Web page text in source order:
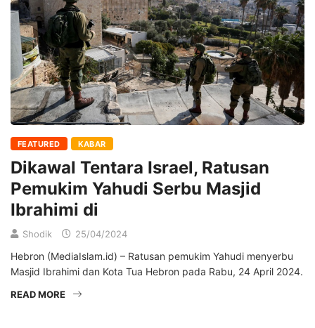
FEATURED KABAR
Dikawal Tentara Israel, Ratusan
Pemukim Yahudi Serbu Masjid
Ibrahimi di
Shodik 25/04/2024
Hebron (MediaIslam.id) – Ratusan pemukim Yahudi menyerbu
Masjid Ibrahimi dan Kota Tua Hebron pada Rabu, 24 April 2024.
READ MORE